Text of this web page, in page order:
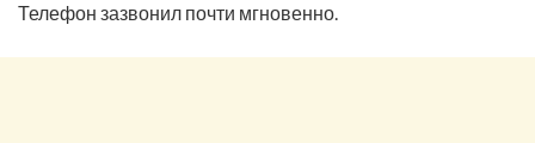
Телефон зазвонил почти мгновенно.